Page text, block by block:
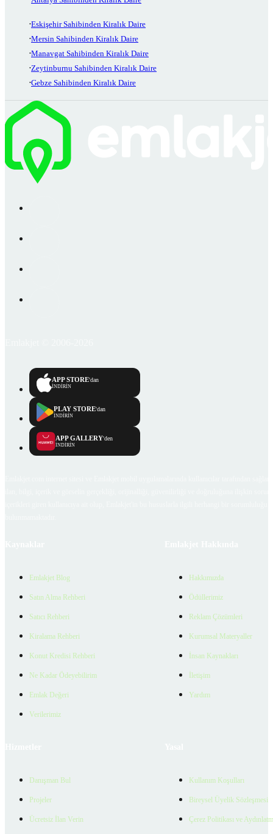
Eskişehir Sahibinden Kiralık Daire
Mersin Sahibinden Kiralık Daire
Manavgat Sahibinden Kiralık Daire
Zeytinburnu Sahibinden Kiralık Daire
Gebze Sahibinden Kiralık Daire
APP STORE'dan
İNDİRİN
PLAY STORE'dan
İNDİRİN
APP GALLERY'den
İNDİRİN
Emlakjet Blog
Satın Alma Rehberi
Satıcı Rehberi
Kiralama Rehberi
Konut Kredisi Rehberi
Ne Kadar Ödeyebilirim
Emlak Değeri
Verilerimiz
Hakkımızda
Ödüllerimiz
Reklam Çözümleri
Kurumsal Materyaller
İnsan Kaynakları
İletişim
Yardım
Danışman Bul
Projeler
Ücretsiz İlan Verin
Kullanım Koşulları
Bireysel Üyelik Sözleşmesi
Çerez Politikası ve